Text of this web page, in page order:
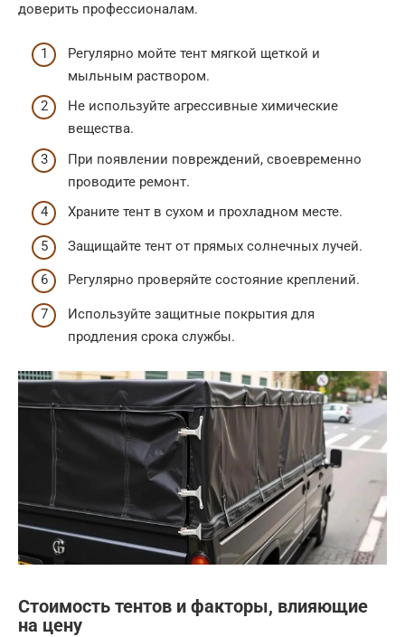
доверить профессионалам.
Регулярно мойте тент мягкой щеткой и
мыльным раствором.
Не используйте агрессивные химические
вещества.
При появлении повреждений, своевременно
проводите ремонт.
Храните тент в сухом и прохладном месте.
Защищайте тент от прямых солнечных лучей.
Регулярно проверяйте состояние креплений.
Используйте защитные покрытия для
продления срока службы.
Стоимость тентов и факторы, влияющие
на цену